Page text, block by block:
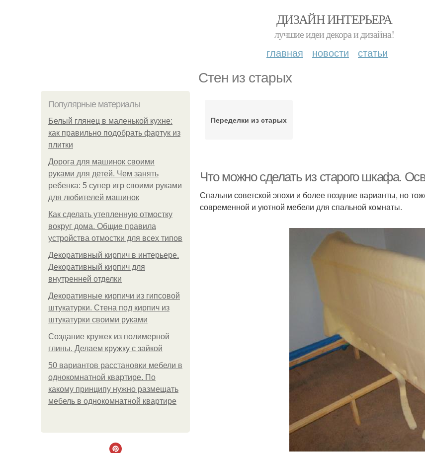
ДИЗАЙН ИНТЕРЬЕРА
лучшие идеи декора и дизайна!
главная новости статьи
Стен из старых
Популярные материалы
Белый глянец в маленькой кухне:
как правильно подобрать фартук из
плитки
Дорога для машинок своими
руками для детей. Чем занять
ребенка: 5 супер игр своими руками
для любителей машинок
Как сделать утепленную отмостку
вокруг дома. Общие правила
устройства отмостки для всех типов
Декоративный кирпич в интерьере.
Декоративный кирпич для
внутренней отделки
Декоративные кирпичи из гипсовой
штукатурки. Стена под кирпич из
штукатурки своими руками
Создание кружек из полимерной
глины. Делаем кружку с зайкой
50 вариантов расстановки мебели в
однокомнатной квартире. По
какому принципу нужно размещать
мебель в однокомнатной квартире
Переделки из старых
Что можно сделать из старого шкафа.
Спальни советской эпохи и более поздние варианты, но
современной и уютной мебели для спальной комнаты.